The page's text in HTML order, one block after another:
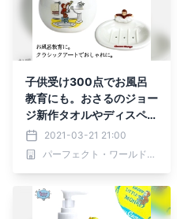
子供受け300点でお風呂
教育にも。おさるのジョー
ジ新作タオルやディスペン
サー2021-03-21 21:00
パーフェクト・ワールド株式会社